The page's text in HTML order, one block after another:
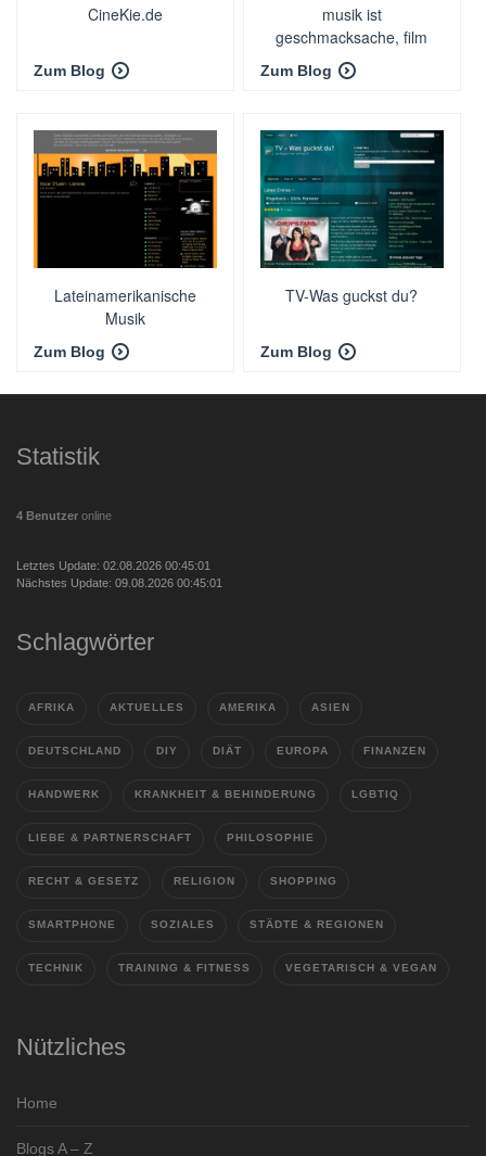
CineKie.de
Zum Blog
musik ist
geschmacksache, film
auch
Zum Blog
Lateinamerikanische
Musik
Zum Blog
TV-Was guckst du?
Zum Blog
Statistik
4 Benutzer online
Letztes Update: 02.08.2026 00:45:01
Nächstes Update: 09.08.2026 00:45:01
Schlagwörter
AFRIKA AKTUELLES AMERIKA ASIEN
DEUTSCHLAND DIY DIÄT EUROPA FINANZEN
HANDWERK KRANKHEIT & BEHINDERUNG LGBTIQ
LIEBE & PARTNERSCHAFT PHILOSOPHIE
RECHT & GESETZ RELIGION SHOPPING
SMARTPHONE SOZIALES STÄDTE & REGIONEN
TECHNIK TRAINING & FITNESS VEGETARISCH & VEGAN
Nützliches
Home
Blogs A – Z